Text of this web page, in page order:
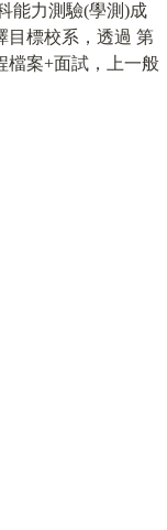
能力測驗(學測)成
目標校系，透過 第
檔案+面試，上一般